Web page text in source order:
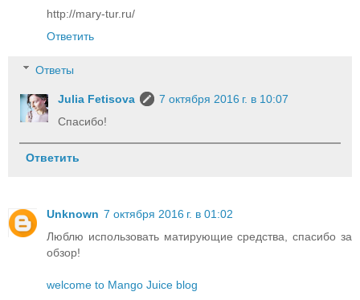
http://mary-tur.ru/
Ответить
Ответы
Julia Fetisova
7 октября 2016 г. в 10:07
Спасибо!
Ответить
Unknown 7 октября 2016 г. в 01:02
Люблю использовать матирующие средства, спасибо за
обзор!
welcome to Mango Juice blog